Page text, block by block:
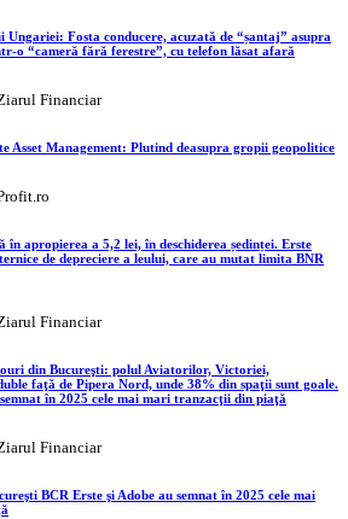
Ungariei: Fosta conducere, acuzată de “șantaj” asupra
o “cameră fără ferestre”, cu telefon lăsat afară
Financiar
Asset Management: Plutind deasupra gropii geopolitice
în apropierea a 5,2 lei, în deschiderea ședinței. Erste
de depreciere a leului, care au mutat limita BNR
Financiar
din Bucureşti: polul Aviatorilor, Victoriei,
faţă de Pipera Nord, unde 38% din spaţii sunt goale.
în 2025 cele mai mari tranzacţii din piaţă
Financiar
BCR Erste şi Adobe au semnat în 2025 cele mai